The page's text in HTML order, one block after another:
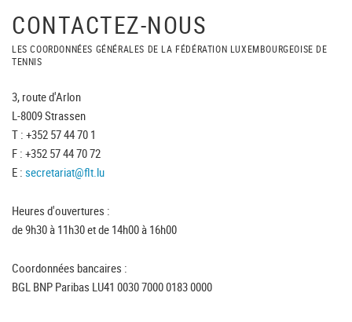
CONTACTEZ-NOUS
LES COORDONNÉES GÉNÉRALES DE LA FÉDÉRATION LUXEMBOURGEOISE DE
TENNIS
3, route d'Arlon
L-8009 Strassen
T : +352 57 44 70 1
F : +352 57 44 70 72
E : secretariat@flt.lu
Heures d'ouvertures :
de 9h30 à 11h30 et de 14h00 à 16h00
Coordonnées bancaires :
BGL BNP Paribas LU41 0030 7000 0183 0000